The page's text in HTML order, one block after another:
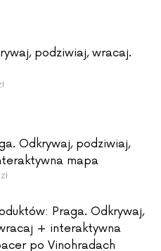
podziwiaj, wracaj.
cena wynosiła: 127,00zł.
Aktualna cena wynosi: 97,00zł.
Odkrywaj, podziwiaj,
mapa
cena wynosiła: 177,00zł.
złAktualna cena wynosi: 137,00zł.
Praga. Odkrywaj,
+ interaktywna
po Vinohradach